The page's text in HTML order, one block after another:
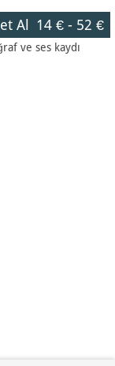
Al 14 €- 52 €
ve ses kaydı